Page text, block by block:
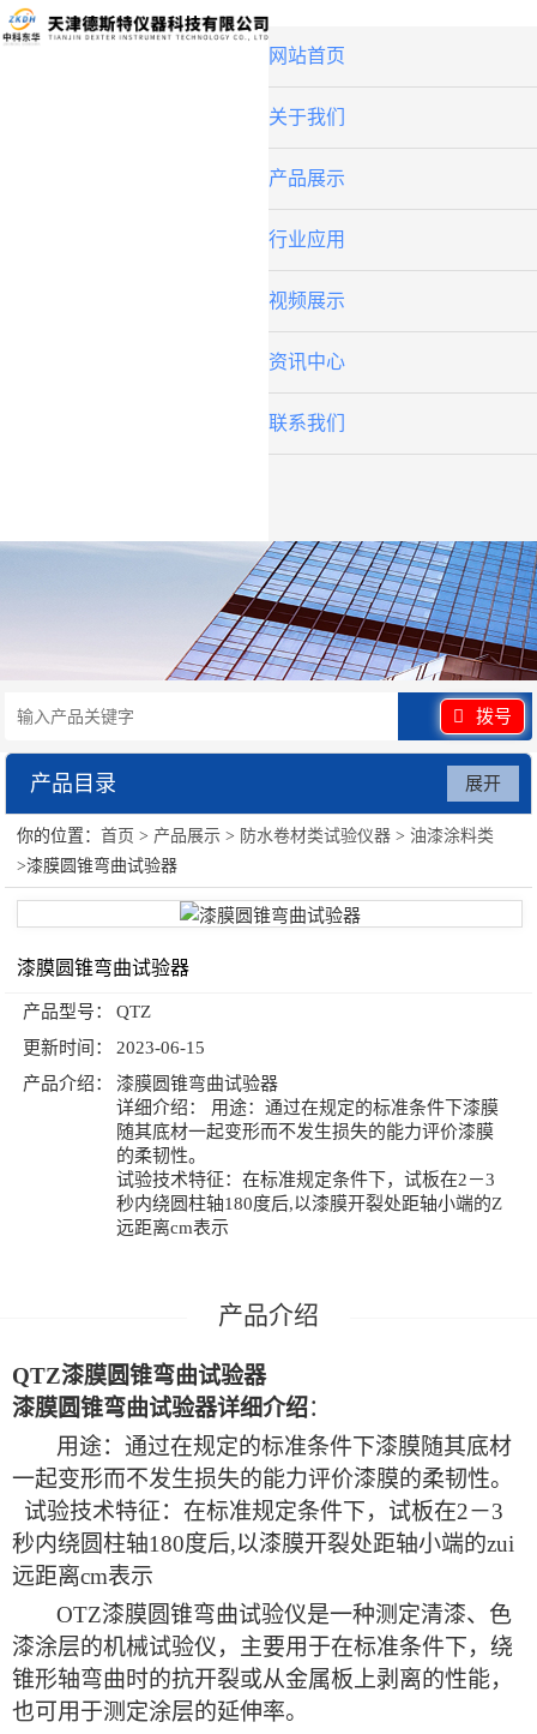
网站首页
关于我们
产品展示
行业应用
视频展示
资讯中心
联系我们
拨号
产品目录
防水卷材类试验仪器
展开
你的位置：首页 > 产品展示 > 防水卷材类试验仪器 > 油漆涂料类
>漆膜圆锥弯曲试验器
漆膜圆锥弯曲试验器
产品型号：
QTZ
更新时间：
2023-06-15
产品介绍：
漆膜圆锥弯曲试验器
详细介绍： 用途：通过在规定的标准条件下漆膜
随其底材一起变形而不发生损失的能力评价漆膜
的柔韧性。
试验技术特征：在标准规定条件下，试板在2－3
秒内绕圆柱轴180度后,以漆膜开裂处距轴小端的Z
远距离cm表示
QTZ漆膜圆锥弯曲试验器
漆膜圆锥弯曲试验器详细介绍：
用途：通过在规定的标准条件下漆膜随其底材
一起变形而不发生损失的能力评价漆膜的柔韧性。
试验技术特征：在标准规定条件下，试板在2－3
秒内绕圆柱轴180度后,以漆膜开裂处距轴小端的zui
远距离cm表示
OTZ漆膜圆锥弯曲试验仪是一种测定清漆、色
漆涂层的机械试验仪，主要用于在标准条件下，绕
锥形轴弯曲时的抗开裂或从金属板上剥离的性能，
也可用于测定涂层的延伸率。